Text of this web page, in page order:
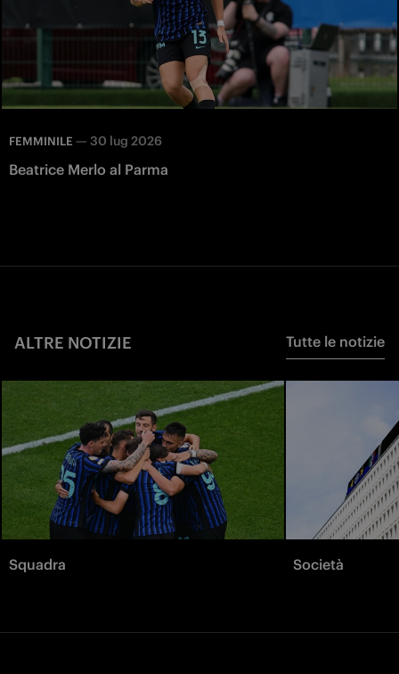
FEMMINILE — 30 lug 2026
Beatrice Merlo al Parma
ALTRE NOTIZIE Tutte le notizie
Squadra Società